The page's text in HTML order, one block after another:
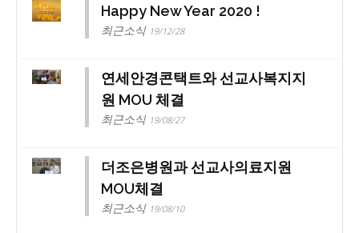
Happy New Year 2020 !
최근소식 19/12/28
연세안경콘택트와 선교사복지지
원 MOU 체결
최근소식 19/08/27
더조은병원과 선교사의료지원
MOU체결
최근소식 19/08/10